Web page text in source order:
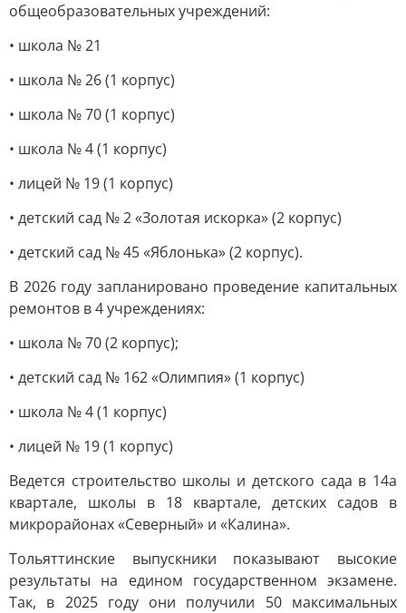
общеобразовательных учреждений:
• школа № 21
• школа № 26 (1 корпус)
• школа № 70 (1 корпус)
• школа № 4 (1 корпус)
• лицей № 19 (1 корпус)
• детский сад № 2 «Золотая искорка» (2 корпус)
• детский сад № 45 «Яблонька» (2 корпус).
В 2026 году запланировано проведение капитальных
ремонтов в 4 учреждениях:
• школа № 70 (2 корпус);
• детский сад № 162 «Олимпия» (1 корпус)
• школа № 4 (1 корпус)
• лицей № 19 (1 корпус)
Ведется строительство школы и детского сада в 14а
квартале, школы в 18 квартале, детских садов в
микрорайонах «Северный» и «Калина».
Тольяттинские выпускники показывают высокие
результаты на едином государственном экзамене.
Так, в 2025 году они получили 50 максимальных